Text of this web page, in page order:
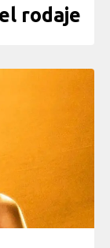
rodaje